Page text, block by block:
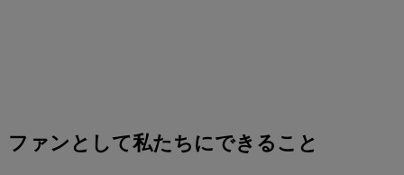
ファンとして私たちにできること